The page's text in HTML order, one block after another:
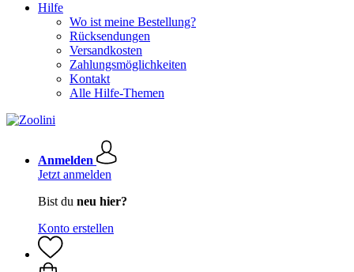
Hilfe
Wo ist meine Bestellung?
Rücksendungen
Versandkosten
Zahlungsmöglichkeiten
Kontakt
Alle Hilfe-Themen
Anmelden
Jetzt anmelden
Bist du neu hier?
Konto erstellen